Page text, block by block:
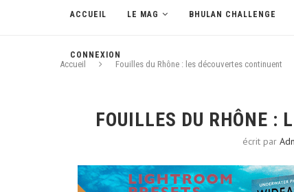
ACCUEIL LE MAG BHULAN CHALLENGE
CONNEXION
Accueil Fouilles du Rhône : les découvertes continuent
FOUILLES DU RHÔNE :
écrit par